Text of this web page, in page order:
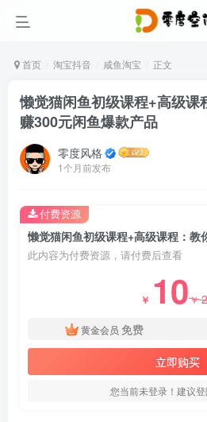
首页 淘宝抖音 咸鱼淘宝 正文
懒觉猫闲鱼初级课程+高级课
赚300元闲鱼爆款产品
零度风格
1个月前发布
此内容为付费资源，请付费后查看
￥ 10￥
黄金会员 免费
立即购买
您当前未登录！建议
付费资源